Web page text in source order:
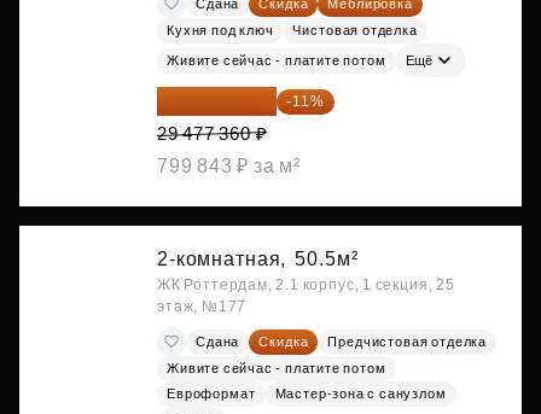
Сдана Скидка
Меблировка
Кухня под ключ
Чистовая отделка
Живите сейчас - платите потом Ещё
26 234 850 ₽ -11%
29 477 360 ₽
799 843 ₽ за м²
2-комнатная, 50.5м²
ЖК Роттердам, 2.1 корпус, 1 секция, 25
этаж, №177
Сдана Скидка
Предчистовая отделка
Живите сейчас - платите потом
Евроформат
Мастер-зона с санузлом